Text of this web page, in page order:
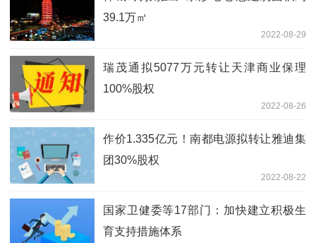
39.1万㎡
2022-08-29
瑞茂通拟5077万元转让天津商业保理
100%股权
2022-08-26
作价1.335亿元！南都电源拟转让雅迪集
团30%股权
2022-08-22
国家卫健委等17部门：加快建立积极生
育支持措施体系